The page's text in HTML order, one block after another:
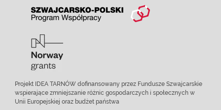
Projekt IDEA TARNÓW dofinansowany przez Fundusze Szwajcarskie
wspierające zmniejszanie różnic gospodarczych i społecznych w
Unii Europejskiej oraz budżet państwa